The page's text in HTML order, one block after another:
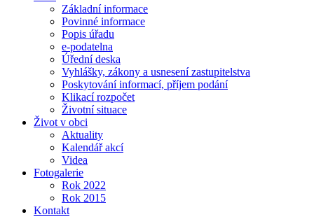
Základní informace
Povinné informace
Popis úřadu
e-podatelna
Úřední deska
Vyhlášky, zákony a usnesení zastupitelstva
Poskytování informací, příjem podání
Klikací rozpočet
Životní situace
Život v obci
Aktuality
Kalendář akcí
Videa
Fotogalerie
Rok 2022
Rok 2015
Kontakt